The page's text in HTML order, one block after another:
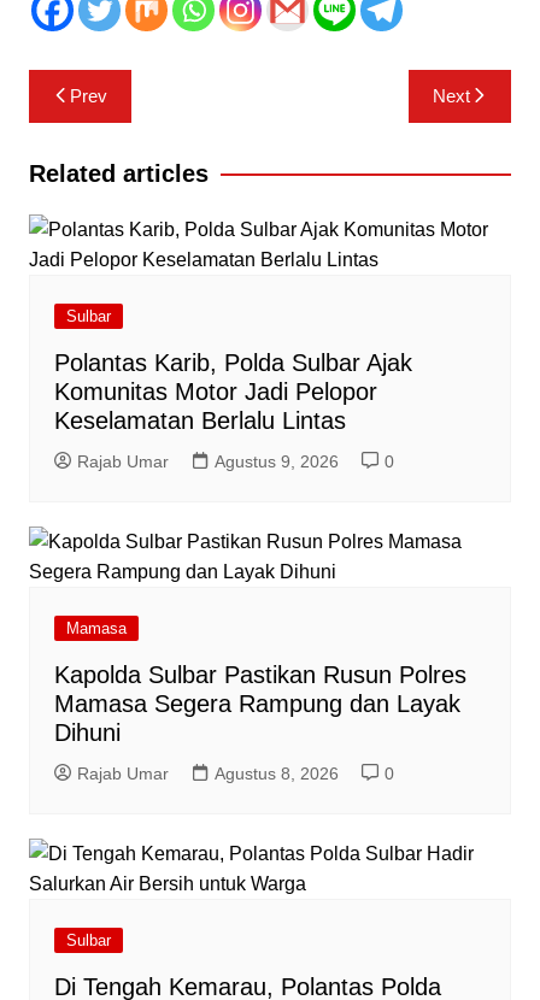
Navigasi
pos
Prev Next
Related articles
Sulbar
Polantas Karib, Polda Sulbar Ajak
Komunitas Motor Jadi Pelopor
Keselamatan Berlalu Lintas
Rajab Umar Agustus 9, 2026 0
Mamasa
Kapolda Sulbar Pastikan Rusun Polres
Mamasa Segera Rampung dan Layak
Dihuni
Rajab Umar Agustus 8, 2026 0
Sulbar
Di Tengah Kemarau, Polantas Polda